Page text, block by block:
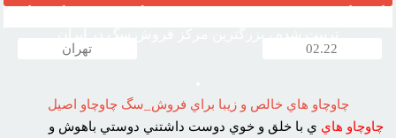
02.22 تهران
چاوچاو هاي خالص و زيبا براي فروش_سگ چاوچاو اصيل
چاوچاو هاي ي با خلق و خوي دوست داشتني دوستي باهوش و